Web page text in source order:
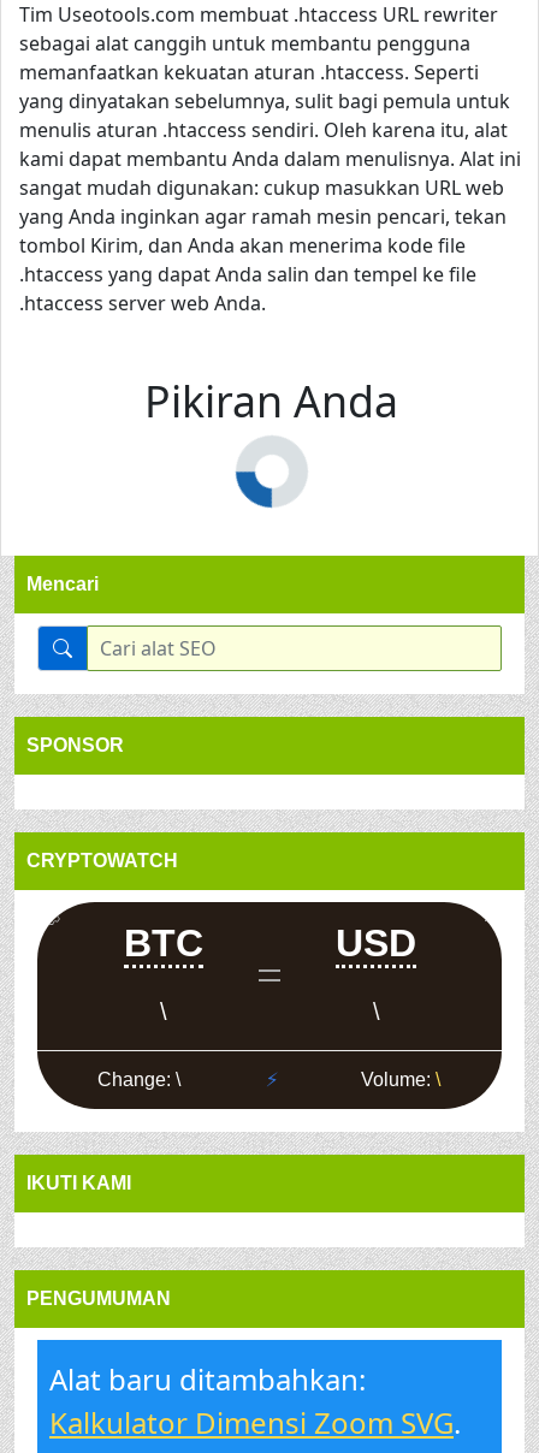
Tim Useotools.com membuat .htaccess URL rewriter
sebagai alat canggih untuk membantu pengguna
memanfaatkan kekuatan aturan .htaccess. Seperti
yang dinyatakan sebelumnya, sulit bagi pemula untuk
menulis aturan .htaccess sendiri. Oleh karena itu, alat
kami dapat membantu Anda dalam menulisnya. Alat ini
sangat mudah digunakan: cukup masukkan URL web
yang Anda inginkan agar ramah mesin pencari, tekan
tombol Kirim, dan Anda akan menerima kode file
.htaccess yang dapat Anda salin dan tempel ke file
.htaccess server web Anda.
Pikiran Anda
Mencari
SPONSOR
CRYPTOWATCH
IKUTI KAMI
PENGUMUMAN
Alat baru ditambahkan:
Kalkulator Dimensi Zoom SVG.